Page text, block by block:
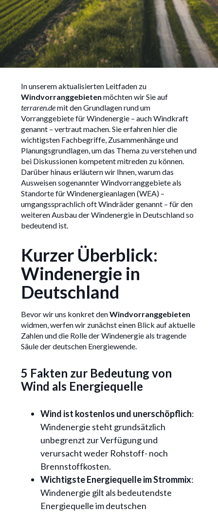
Deutschland: Grundlagen
und Planung
14/3/2025
In unserem aktualisierten Leitfaden zu
Windvorranggebieten möchten wir Sie auf
terraren.demit den Grundlagen rund um
Vorranggebiete für Windenergie – auch Windkraft
genannt – vertraut machen. Sie erfahren hier die
wichtigsten Fachbegriffe, Zusammenhänge und
Planungsgrundlagen, um das Thema zu verstehen und
bei Diskussionen kompetent mitreden zu können.
Darüber hinaus erläutern wir Ihnen, warum das
Ausweisen sogenannter Windvorranggebiete als
Standorte für Windenergieanlagen (WEA) –
umgangssprachlich oft Windräder genannt – für den
weiteren Ausbau der Windenergie in Deutschland so
bedeutend ist.
Kurzer Überblick:
Windenergie in
Deutschland
Bevor wir uns konkret denWindvorranggebieten
widmen, werfen wir zunächst einen Blick auf aktuelle
Zahlen und die Rolle der Windenergie als tragende
Säule der deutschen Energiewende.
5 Fakten zur Bedeutung von
Wind als Energiequelle
Wind ist kostenlos und unerschöpflich:
Windenergie steht grundsätzlich
unbegrenzt zur Verfügung und
verursacht weder Rohstoff- noch
Brennstoffkosten.
Wichtigste Energiequelle im Strommix:
Windenergie gilt als bedeutendste
Energiequelle im deutschen